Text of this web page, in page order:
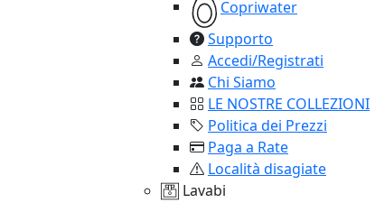
Copriwater
Supporto
Accedi/Registrati
Chi Siamo
LE NOSTRE COLLEZIONI
Politica dei Prezzi
Paga a Rate
Località disagiate
Lavabi